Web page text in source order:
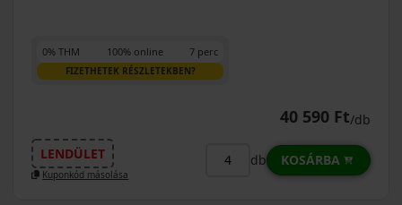
0% THM 100% online 7 perc
FIZETHETEK RÉSZLETEKBEN?
40 590 Ft/db
LENDÜLET
Kuponkód másolása
db KOSÁRBA